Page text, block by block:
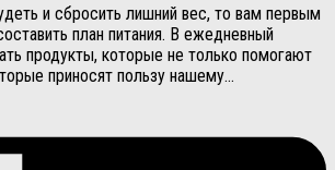
и сбросить лишний вес, то вам первым
план питания. В ежедневный
продукты, которые не только помогают
приносят пользу нашему...